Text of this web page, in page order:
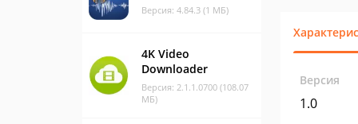
Версия: 4.84.3 (1 МБ)
4K Video
Downloader
Версия: 2.1.1.0700 (108.07
МБ)
Версия
1.0